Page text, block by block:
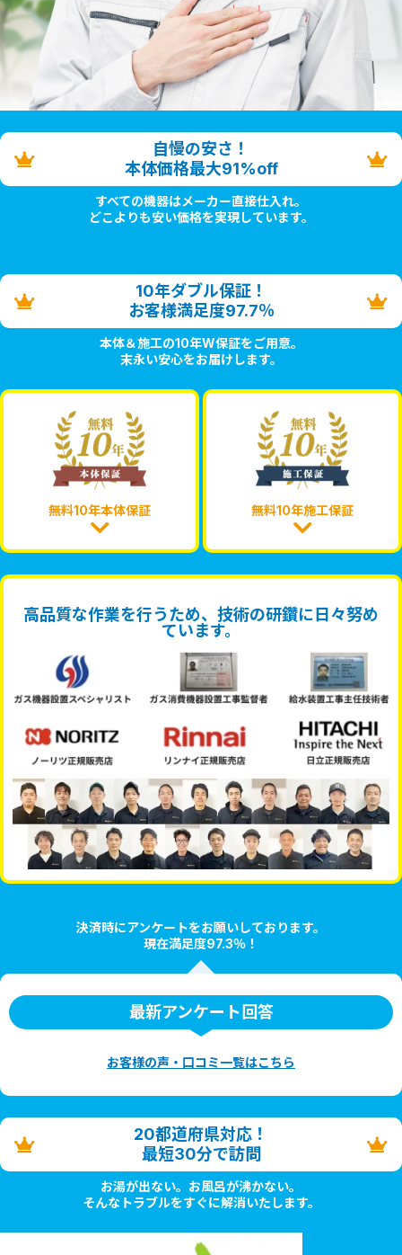
自慢の安さ！
本体価格最大91%off
すべての機器はメーカー直接仕入れ。
どこよりも安い価格を実現しています。
10年ダブル保証！
お客様満足度97.7％
本体＆施工の10年W保証をご用意。
末永い安心をお届けします。
無料10年本体保証 無料10年施工保証
高品質な作業を行うため、技術の研鑽に日々努め
ています。
決済時にアンケートをお願いしております。
現在満足度97.3％！
最新アンケート回答
お客様の声・口コミ一覧はこちら
20都道府県対応！
最短30分で訪問
お湯が出ない。お風呂が沸かない。
そんなトラブルをすぐに解消いたします。